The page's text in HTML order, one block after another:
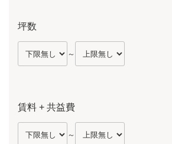
坪数
～
賃料 + 共益費
～